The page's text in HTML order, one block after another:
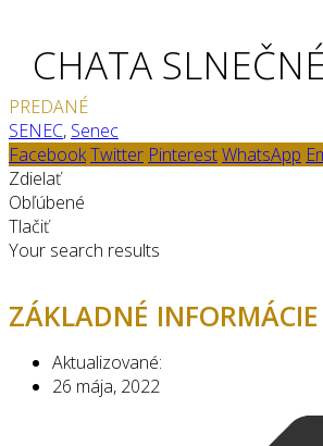
CHATA
PREDANÉ
SENEC, Senec
FacebookTwitter PinterestWhatsApp
Zdielať
Obľúbené
Tlačiť
Your search results
ZÁKLADNÉ INFORMÁCIE
Aktualizované:
26 mája, 2022